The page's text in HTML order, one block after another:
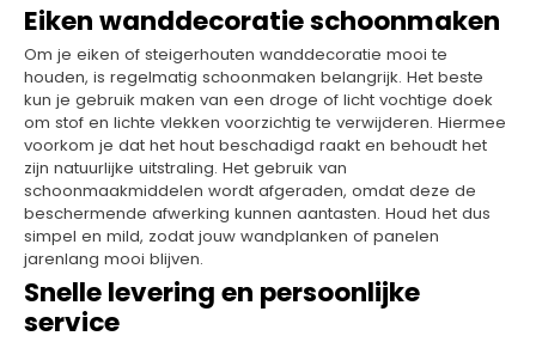
Eiken wanddecoratie schoonmaken
Om je eiken of steigerhouten wanddecoratie mooi te
houden, is regelmatig schoonmaken belangrijk. Het beste
kun je gebruik maken van een droge of licht vochtige doek
om stof en lichte vlekken voorzichtig te verwijderen. Hiermee
voorkom je dat het hout beschadigd raakt en behoudt het
zijn natuurlijke uitstraling. Het gebruik van
schoonmaakmiddelen wordt afgeraden, omdat deze de
beschermende afwerking kunnen aantasten. Houd het dus
simpel en mild, zodat jouw wandplanken of panelen
jarenlang mooi blijven.
Snelle levering en persoonlijke
service